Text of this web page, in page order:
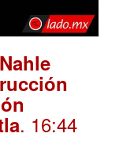
. 16:44